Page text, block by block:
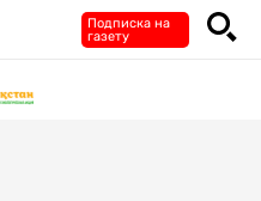
Подписка на
газету